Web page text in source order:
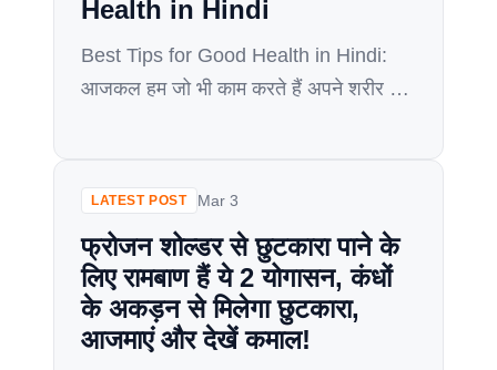
Health in Hindi
Best Tips for Good Health in Hindi:
आजकल हम जो भी काम करते हैं अपने शरीर की
नहीं होंगे तो आज मैं इस आर्टिकल के माध्यम से
तंदुरुस्त कैसे […]
LATEST POST Mar 3
फ्रोजन शोल्डर से छुटकारा पाने के
लिए रामबाण हैं ये 2 योगासन, कंधों
के अकड़न से मिलेगा छुटकारा,
आजमाएं और देखें कमाल!